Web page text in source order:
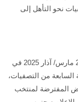
نحو التأهل إلى
وسيواجه منتخب العراق نظيره الكويتي في 20 مارس/ آذار 2025 في
من التصفيات،
المفترضة لمنتخب